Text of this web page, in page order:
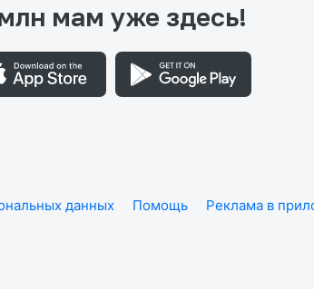
мам уже здесь!
данных Помощь Реклама в